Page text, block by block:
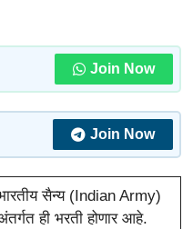
Join Now
Join Now
सैन्य (Indian Army)
ही भरती होणार आहे.